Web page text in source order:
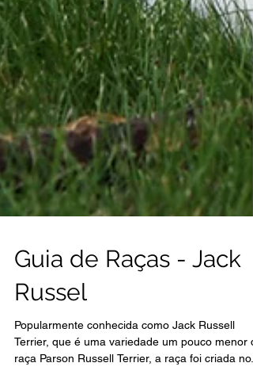
Guia de Raças - Jack
Russel
Popularmente conhecida como Jack Russell